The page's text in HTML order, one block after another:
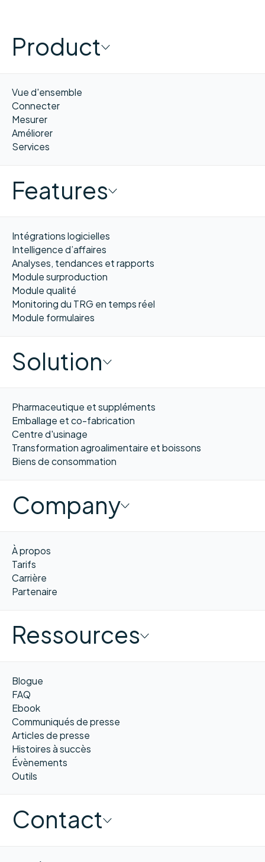
Product
Vue d'ensemble
Connecter
Mesurer
Améliorer
Services
Features
Intégrations logicielles
Intelligence d’affaires
Analyses, tendances et rapports
Module surproduction
Module qualité
Monitoring du TRG en temps réel
Module formulaires
Solution
Pharmaceutique et suppléments
Emballage et co-fabrication
Centre d'usinage
Transformation agroalimentaire et boissons
Biens de consommation
Company
À propos
Tarifs
Carrière
Partenaire
Ressources
Blogue
FAQ
Ebook
Communiqués de presse
Articles de presse
Histoires à succès
Évènements
Outils
Contact